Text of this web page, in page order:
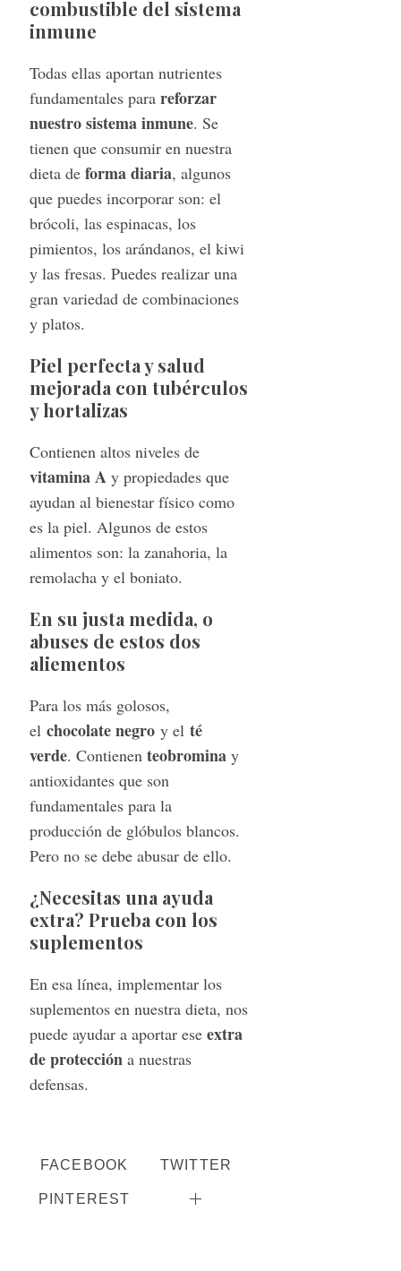
combustible del sistema
inmune
Todas ellas aportan nutrientes
fundamentales para reforzar
nuestro sistema inmune. Se
tienen que consumir en nuestra
dieta deformadiaria, algunos
que puedes incorporar son: el
brócoli, las espinacas, los
pimientos, los arándanos, el kiwi
y las fresas. Puedes realizar una
gran variedad de combinaciones
y platos.
Piel perfecta y salud
mejorada con tubérculos
y hortalizas
Contienen altos niveles de
vitamina A y propiedades que
ayudan al bienestar físico como
es la piel. Algunos de estos
alimentos son: la zanahoria, la
remolacha y el boniato.
En su justa medida, o
abuses de estos dos
aliementos
Para los más golosos,
elchocolate negroy el té
verde. Contienen teobrominay
antioxidantes que son
fundamentales para la
producción de glóbulos blancos.
Pero no se debe abusar de ello.
¿Necesitas una ayuda
extra? Prueba con los
suplementos
En esa línea, implementar los
suplementos en nuestra dieta, nos
puede ayudar a aportar ese extra
de proteccióna nuestras
defensas.
FACEBOOK TWITTER
PINTEREST